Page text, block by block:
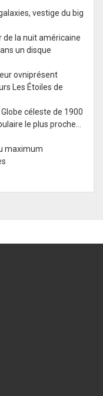
vestige du big
de la nuit américaine
un disque
ovniprésent
Les Étoiles de
céleste de 1900
le plus proche…
maximum